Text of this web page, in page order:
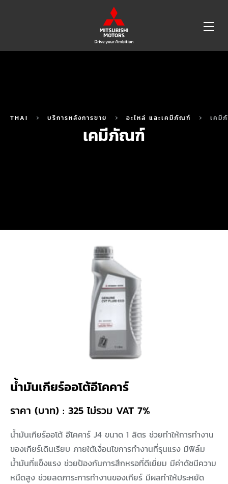
THAI บริการหลังการขาย อะไหล่ และเคมีภัณฑ์ เคมี
เคมีภัณฑ์
น้ำมันเกียร์ออโต้อีโคคาร์
ราคา (บาท) : 325 ไม่รวม VAT 7%
น้ำมันเกียร์ออโต้ อีโคคาร์ J4 ขนาด 1 ลิตร ช่วยทำให้การทำงาน
ของเกียร์เดินเรียบ ภายใต้เงื่อนไขการทำงานที่รุนแรง มีฟิล์ม
น้ำมันที่แข็งแรง ช่วยป้องกันการสึกหรอที่ดีเยี่ยม มีค่าดัชนีความ
หนืดสูง ช่วยลดภาระการทำงานของเกียร์ มีผลทำให้ประหยัด